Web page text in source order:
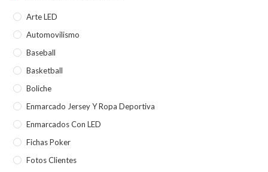
Arte LED
Automovilismo
Baseball
Basketball
Boliche
Enmarcado Jersey Y Ropa Deportiva
Enmarcados Con LED
Fichas Poker
Fotos Clientes